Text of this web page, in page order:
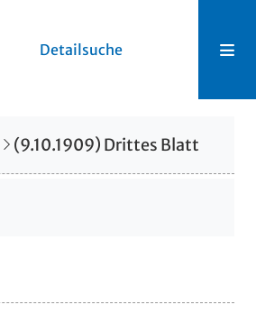
Detailsuche
(9.10.1909) Drittes Blatt